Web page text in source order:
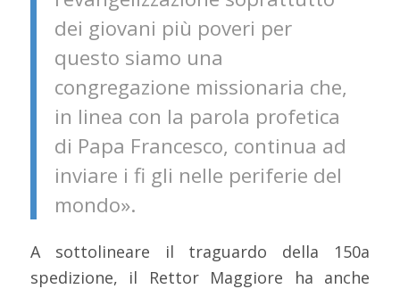
dei giovani più poveri per
questo siamo una
congregazione missionaria che,
in linea con la parola profetica
di Papa Francesco, continua ad
inviare i fi gli nelle periferie del
mondo».
A sottolineare il traguardo della 150a
spedizione, il Rettor Maggiore ha anche